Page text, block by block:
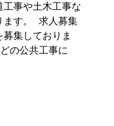
事や土木工事な
ます。 求人募集
集しておりま
の公共工事に